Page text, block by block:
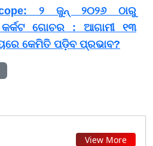
୨ ଜୁନ୍ ୨୦୨୬ ଠାରୁ
ଗୋଚର : ଆଗାମୀ ୧୩
କେମିତି ପଡ଼ିବ ପ୍ରଭାବ?
View More